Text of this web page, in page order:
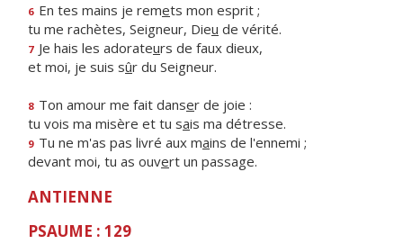
6 En tes mains je remets mon esprit ;
tu me rachètes, Seigneur, Dieu de vérité.
7 Je hais les adorateurs de faux dieux,
et moi, je suis sûr du Seigneur.
8 Ton amour me fait danser de joie :
tu vois ma misère et tu sais ma détresse.
9 Tu ne m'as pas livré aux mains de l'ennemi ;
devant moi, tu as ouvert un passage.
ANTIENNE
PSAUME : 129